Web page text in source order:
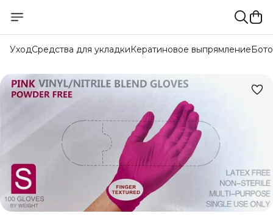
УходСредства для укладкиКератиновое выпрямление